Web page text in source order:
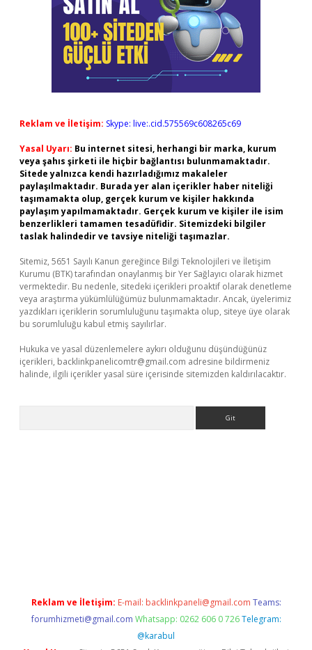
Reklam ve İletişim: Skype: live:.cid.575569c608265c69
Yasal Uyarı: Bu internet sitesi, herhangi bir marka, kurum
veya şahıs şirketi ile hiçbir bağlantısı bulunmamaktadır.
Sitede yalnızca kendi hazırladığımız makaleler
paylaşılmaktadır. Burada yer alan içerikler haber niteliği
taşımamakta olup, gerçek kurum ve kişiler hakkında
paylaşım yapılmamaktadır. Gerçek kurum ve kişiler ile isim
benzerlikleri tamamen tesadüfidir. Sitemizdeki bilgiler
taslak halindedir ve tavsiye niteliği taşımazlar.
Sitemiz, 5651 Sayılı Kanun gereğince Bilgi Teknolojileri ve İletişim
Kurumu (BTK) tarafından onaylanmış bir Yer Sağlayıcı olarak hizmet
vermektedir. Bu nedenle, sitedeki içerikleri proaktif olarak denetleme
veya araştırma yükümlülüğümüz bulunmamaktadır. Ancak, üyelerimiz
yazdıkları içeriklerin sorumluluğunu taşımakta olup, siteye üye olarak
bu sorumluluğu kabul etmiş sayılırlar.
Hukuka ve yasal düzenlemelere aykırı olduğunu düşündüğünüz
içerikleri, backlinkpanelicomtr@gmail.com adresine bildirmeniz
halinde, ilgili içerikler yasal süre içerisinde sitemizden kaldırılacaktır.
Reklam ve İletişim: E-mail: backlinkpaneli@gmail.com Teams:
forumhizmeti@gmail.com Whatsapp: 0262 606 0 726 Telegram:
@karabul